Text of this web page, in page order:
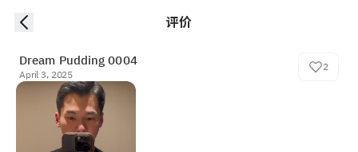
评价
Dream Pudding 0004
April 3, 2025
2